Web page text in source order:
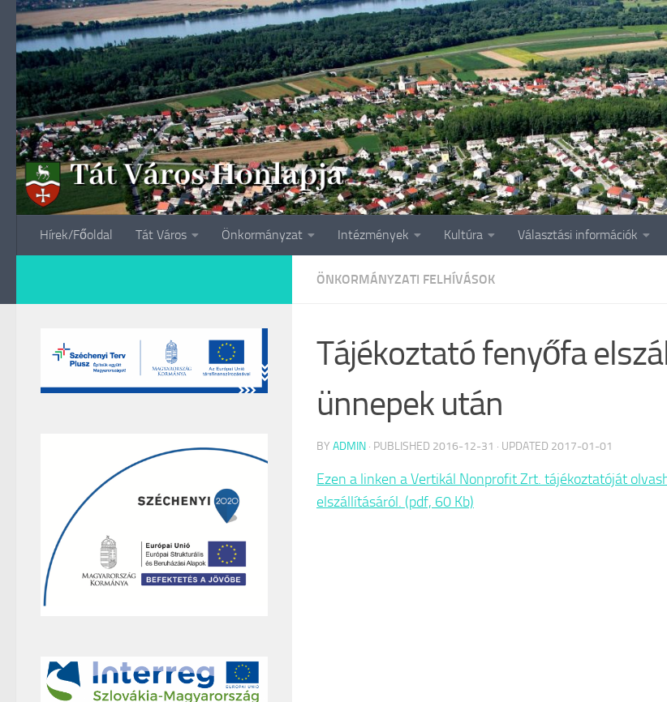
Skip to content
Hírek/Főoldal Tát Város Önkormányzat Intézmények Kultúra Választási információk
ÖNKORMÁNYZATI FELHÍVÁSOK
Tájékoztató fenyőfa
ünnepek után
BY ADMIN · PUBLISHED 2016-12-31 · UPDATED 2017-01-01
Ezen a linken a Vertikál Nonprofit Zrt. tájékoztatóját
elszállításáról. (pdf, 60 Kb)